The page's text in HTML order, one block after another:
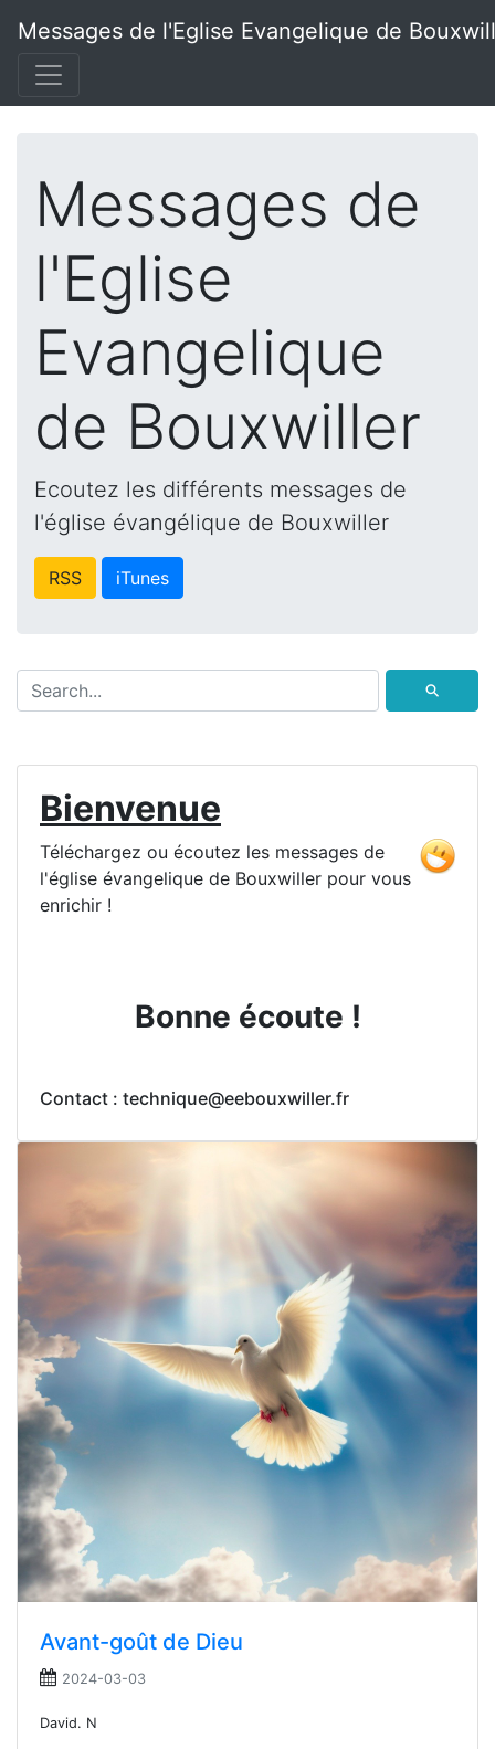
Messages de l'Eglise Evangelique de
Messages de
l'Eglise
Evangelique
de Bouxwiller
Ecoutez les différents messages de
l'église évangélique de Bouxwiller
RSS iTunes
⚲
Bienvenue
Téléchargez ou écoutez les messages de
l'église évangelique de Bouxwiller pour vous
enrichir !
Bonne écoute !
Contact : technique@eebouxwiller.fr
Avant-goût de Dieu
2024-03-03
David. N